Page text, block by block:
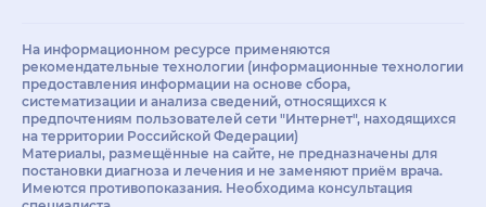
На информационном ресурсе применяются
рекомендательные технологии (информационные технологии
предоставления информации на основе сбора,
систематизации и анализа сведений, относящихся к
предпочтениям пользователей сети "Интернет", находящихся
на территории Российской Федерации)
Материалы, размещённые на сайте, не предназначены для
постановки диагноза и лечения и не заменяют приём врача.
Имеются противопоказания. Необходима консультация